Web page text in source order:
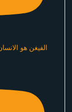
الفيغن هو